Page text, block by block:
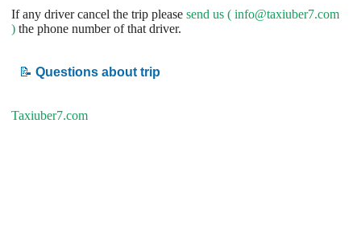
If any driver cancel the trip please send us ( info@taxiuber7.com
) the phone number of that driver.
📝 Questions about trip
Taxiuber7.com